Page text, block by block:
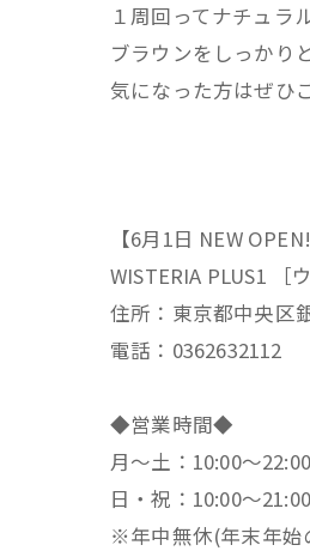
１周回ってナチュ
ブラウンをしっかり
気になった方はぜひ
【6月1日 NEW
WISTERIA PLUS1 ［
住所：東京都中央区
電話：0362632112
◆営業時間◆
月～土：10:00～22:00
日・祝：10:00～21:00
※年中無休(年末年始